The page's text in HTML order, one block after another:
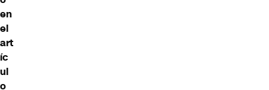
en
el
art
íc
ul
o